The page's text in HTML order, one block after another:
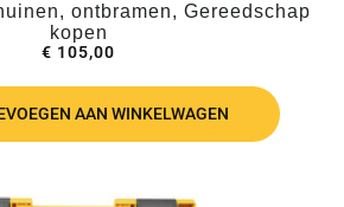
ontbramen, Gereedschap
kopen
€ 105,00
AAN WINKELWAGEN